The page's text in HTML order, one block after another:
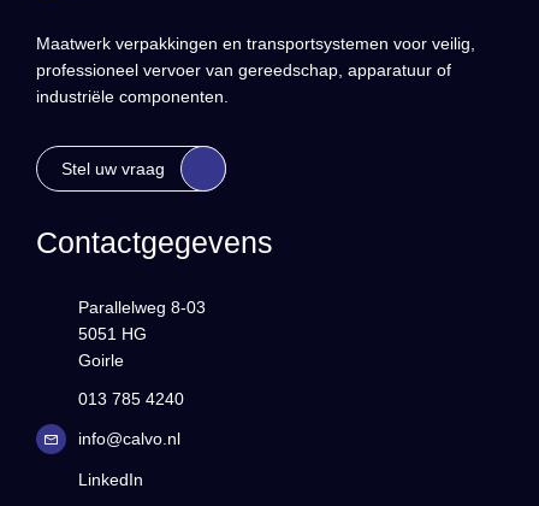
Maatwerk verpakkingen en transportsystemen voor veilig,
professioneel vervoer van gereedschap, apparatuur of
industriële componenten.
Stel uw vraag
Contactgegevens
Parallelweg 8-03
5051 HG
Goirle
013 785 4240
info@calvo.nl
LinkedIn